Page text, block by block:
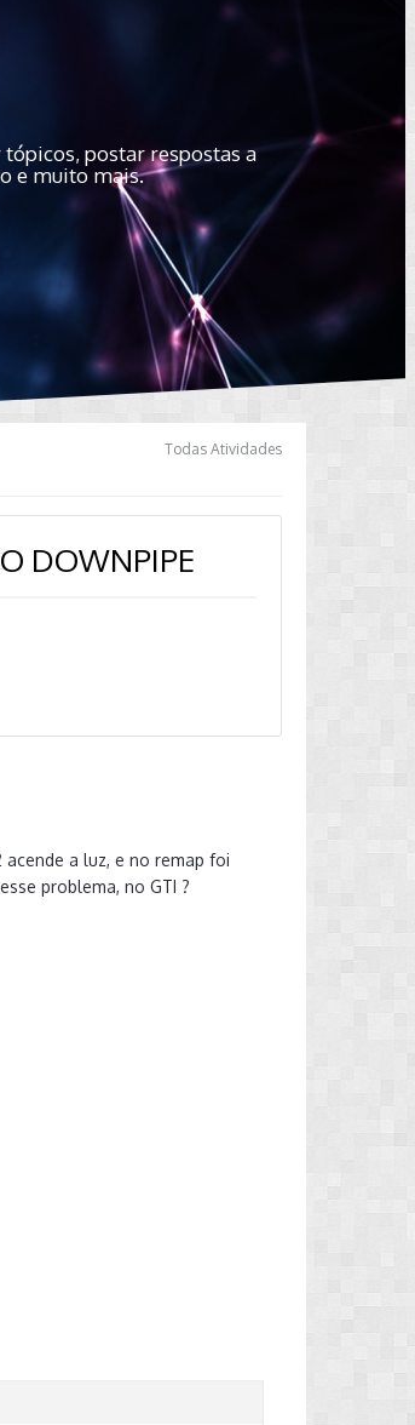
postar respostas a
e muito mais.
Todas Atividades
DOWNPIPE
a luz, e no remap foi
problema, no GTI ?